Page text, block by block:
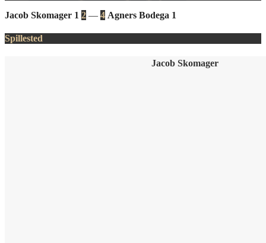
Jacob Skomager 1 2 — 4 Agners Bodega 1
Spillested
Jacob Skomager